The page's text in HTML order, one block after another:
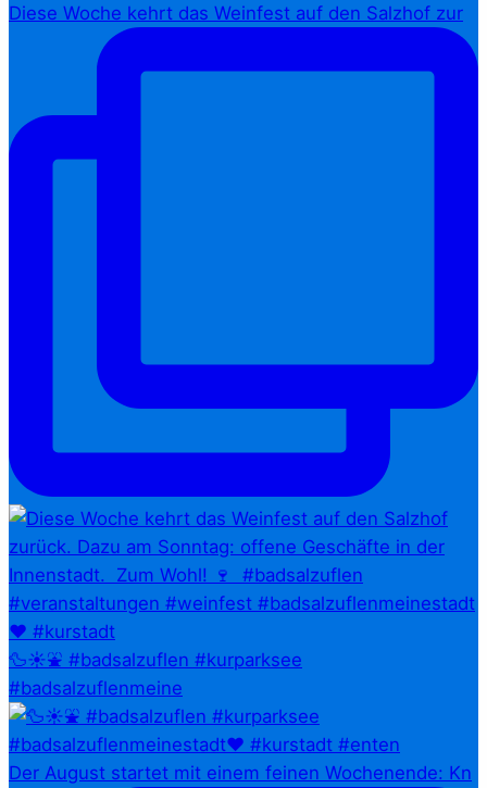
Diese Woche kehrt das Weinfest auf den Salzhof zur
🦆☀️⛲ #badsalzuflen #kurparksee
#badsalzuflenmeine
Der August startet mit einem feinen Wochenende: Kn